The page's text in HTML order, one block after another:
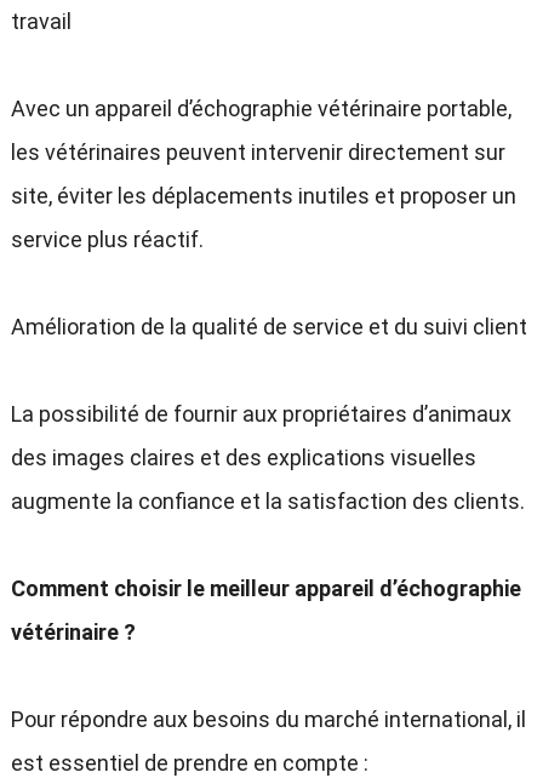
travail
Avec un appareil d’échographie vétérinaire portable,
les vétérinaires peuvent intervenir directement sur
site, éviter les déplacements inutiles et proposer un
service plus réactif.
Amélioration de la qualité de service et du suivi client
La possibilité de fournir aux propriétaires d’animaux
des images claires et des explications visuelles
augmente la confiance et la satisfaction des clients.
Comment choisir le meilleur appareil d’échographie
vétérinaire ?
Pour répondre aux besoins du marché international, il
est essentiel de prendre en compte :